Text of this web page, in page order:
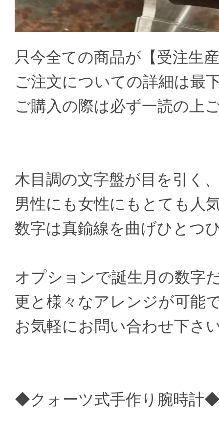
只今全ての商品が【受注生
ご注文についての詳細は最
ご購入の際は必ず一読の上
木目調の文字盤が目を引く
男性にも女性にもとても人
数字は真鍮線を曲げひとつ
オプションで誕生月の数字
更と様々なアレンジが可能
お気軽にお問い合わせ下さ
◆クォーツ式手作り腕時計